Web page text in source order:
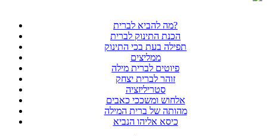
מה להביא לברית?
הכנת התינוק לברית
תפילה בעת בכי התינוק
ממליצים
פיוטים לברית מילה
זוהר לברית יצחק
סטריליזציה
אלחוש ומשככי כאבים
מהותה של ברית המילה
כיסא אליהו הנביא